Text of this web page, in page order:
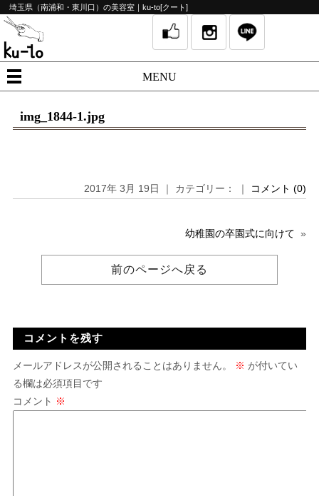
埼玉県（南浦和・東川口）の美容室｜ku-to[クート]
MENU
img_1844-1.jpg
2017年 3月 19日 ｜ カテゴリー： ｜ コメント (0)
幼稚園の卒園式に向けて »
前のページへ戻る
コメントを残す
メールアドレスが公開されることはありません。 ※ が付いてい
る欄は必須項目です
コメント ※